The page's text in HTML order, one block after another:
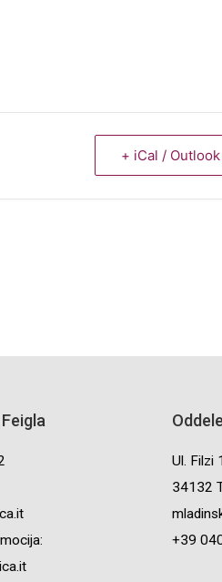
+ iCal /
Ul. Filzi
34132
+39